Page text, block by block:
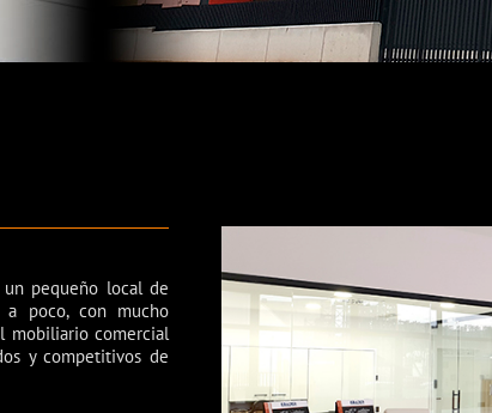
un pequeño local de
a poco, con mucho
mobiliario comercial
y competitivos de